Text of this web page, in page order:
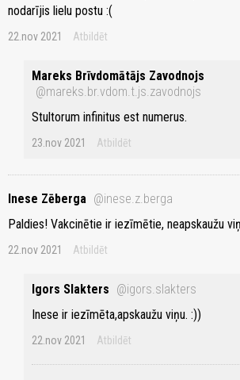
nodarījis lielu postu :(
22.nov 2021 Atbildēt
Mareks Brīvdomātājs Zavodnojs
@mareks.br.vdom.t.js.zavodnojs
Stultorum infinitus est numerus.
23.nov 2021 Atbildēt
Inese Zēberga @inese.z.berga
Paldies! Vakcinētie ir iezīmētie, neapskaužu
22.nov 2021 Atbildēt
Igors Slakters @igors.slakters
Inese ir iezīmēta,apskaužu viņu. :))
22.nov 2021 Atbildēt